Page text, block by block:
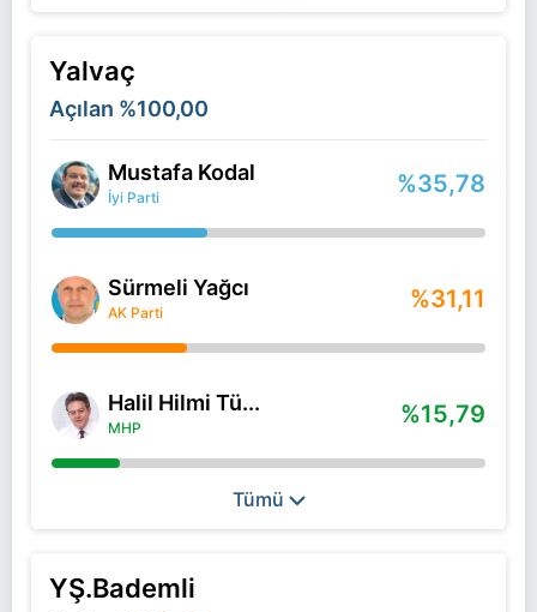
Yalvaç
Açılan %100,00
Mustafa Kodal
İyi Parti %35,78
Sürmeli Yağcı
AK Parti %31,11
Halil Hilmi Tü...
MHP %15,79
Tümü
YŞ.Bademli